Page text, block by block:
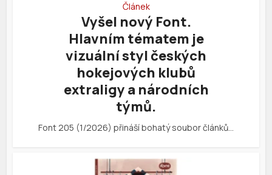
Článek
Vyšel nový Font.
Hlavním tématem je
vizuální styl českých
hokejových klubů
extraligy a národních
týmů.
Font 205 (1/2026) přináší bohatý soubor článků…